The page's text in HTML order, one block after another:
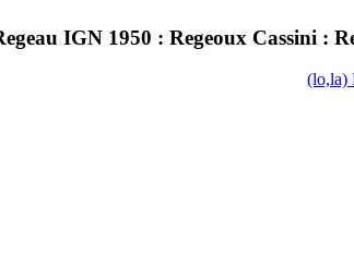
IGN 1950 : Regeoux Cassini :
(lo,la)